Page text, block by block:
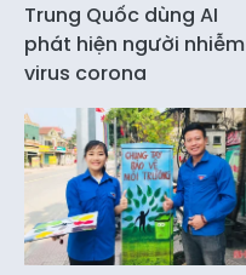
Trung Quốc dùng AI
phát hiện người nhiễm
virus corona